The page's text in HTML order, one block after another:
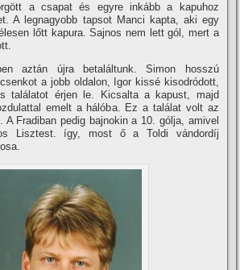
a csapat és egyre inkább a kapuhoz
A legnagyobb tapsot Manci kapta, aki egy
lőtt kapura. Sajnos nem lett gól, mert a
aztán újra betaláltunk. Simon hosszú
a jobb oldalon, Igor kissé kisodródott,
találatot érjen le. Kicsalta a kapust, majd
emelt a hálóba. Ez a találat volt az
A Fradiban pedig bajnokin a 10. gólja, amivel
Lisztest. í­gy, most ő a Toldi vándordí­j